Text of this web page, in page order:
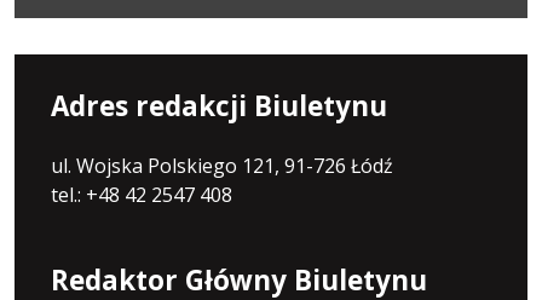
Adres redakcji Biuletynu
ul. Wojska Polskiego 121, 91-726 Łódź
tel.: +48 42 2547 408
Redaktor Główny Biuletynu